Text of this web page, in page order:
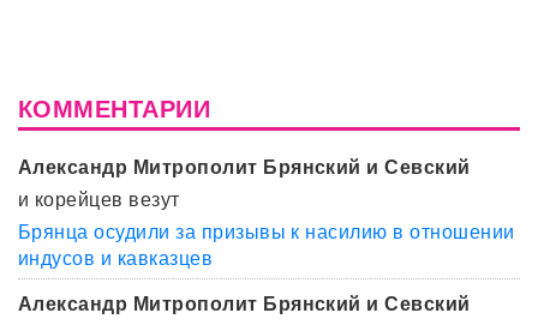
КОММЕНТАРИИ
Александр Митрополит Брянский и Севский
и корейцев везут
Брянца осудили за призывы к насилию в отношении
индусов и кавказцев
Александр Митрополит Брянский и Севский